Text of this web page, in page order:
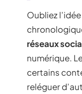
Oubliez
réseaux
numérique.
certains
reléguer